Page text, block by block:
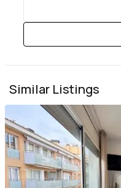
Similar Listings